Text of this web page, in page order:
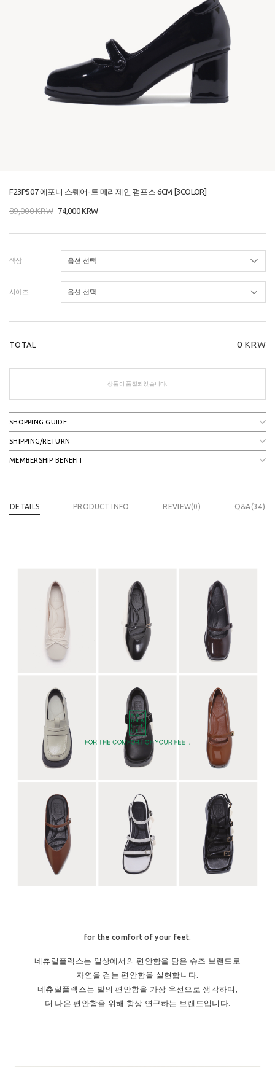
F23P507 에포니 스퀘어-토 메리제인 펌프스 6CM [3COLOR]
89,000KRW 74,000KRW
색상
사이즈
TOTAL 0 KRW
상품이 품절되었습니다.
SHOPPING GUIDE
SHIPPING/RETURN
MEMBERSHIP BENEFIT
DETAILS PRODUCT INFO REVIEW(0) Q&A(34)
for the comfort of your feet.
네츄럴플렉스는 일상에서의 편안함을 담은 슈즈 브랜드로
자연을 걷는 편안함을 실현합니다.
네츄럴플렉스는 발의 편안함을 가장 우선으로 생각하며,
더 나은 편안함을 위해 항상 연구하는 브랜드입니다.